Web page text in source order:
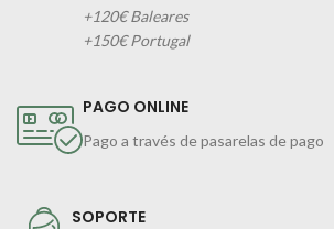
+120€ Baleares
+150€ Portugal
PAGO ONLINE
Pago a través de pasarelas de pago
SOPORTE